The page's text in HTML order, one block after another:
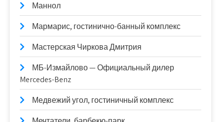
Маннол
Мармарис, гостинично-банный комплекс
Мастерская Чиркова Дмитрия
МБ-Измайлово — Официальный дилер
Mercedes-Benz
Медвежий угол, гостиничный комплекс